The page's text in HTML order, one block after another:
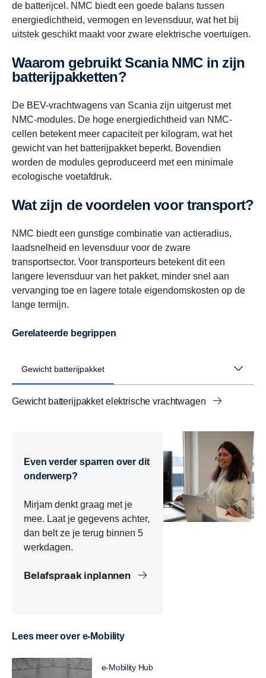
de batterijcel. NMC biedt een goede balans tussen
energiedichtheid, vermogen en levensduur, wat het bij
uitstek geschikt maakt voor zware elektrische voertuigen.
Waarom gebruikt Scania NMC in zijn
batterijpakketten?
De BEV-vrachtwagens van Scania zijn uitgerust met
NMC-modules. De hoge energiedichtheid van NMC-
cellen betekent meer capaciteit per kilogram, wat het
gewicht van het batterijpakket beperkt. Bovendien
worden de modules geproduceerd met een minimale
ecologische voetafdruk.
Wat zijn de voordelen voor transport?
NMC biedt een gunstige combinatie van actieradius,
laadsnelheid en levensduur voor de zware
transportsector. Voor transporteurs betekent dit een
langere levensduur van het pakket, minder snel aan
vervanging toe en lagere totale eigendomskosten op de
lange termijn.
Gerelateerde begrippen
Gewicht batterijpakket
Gewicht batterijpakket elektrische vrachtwagen
Actieradius en batterijpakket vrachtwagen
NMC-technologie batterijpakket vrachtwagen
Even verder sparren over dit
onderwerp?
Mirjam denkt graag met je
mee. Laat je gegevens achter,
dan belt ze je terug binnen 5
werkdagen.
Belafspraak inplannen
Lees meer over e-Mobility
e-Mobility Hub